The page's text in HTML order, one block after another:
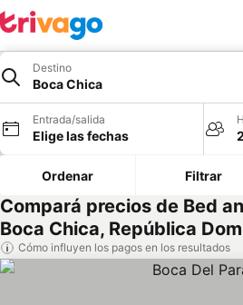
Destino
Boca Chica
Entrada/salida
Elige las fechas
Ordenar Filtrar
Compará precios de Bed
Boca Chica, República
Cómo influyen los pagos en los resultados